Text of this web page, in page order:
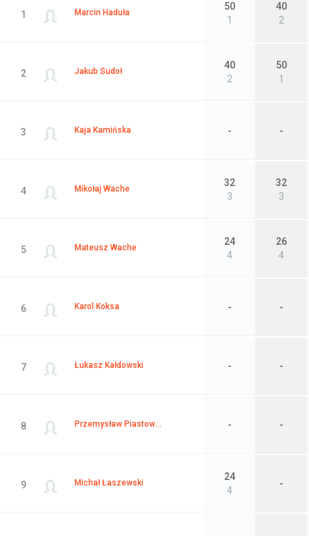
1 Marcin Haduła
50
1
40
2
2 Jakub Sudoł
40
2
50
1
3 Kaja Kamińska - -
4 Mikołaj Wache
32
3
32
3
5 Mateusz Wache
24
4
26
4
6 Karol Koksa - -
7 Łukasz Kałdowski - -
8 Przemysław Piastowski - -
9 Michał Łaszewski
24
4
-